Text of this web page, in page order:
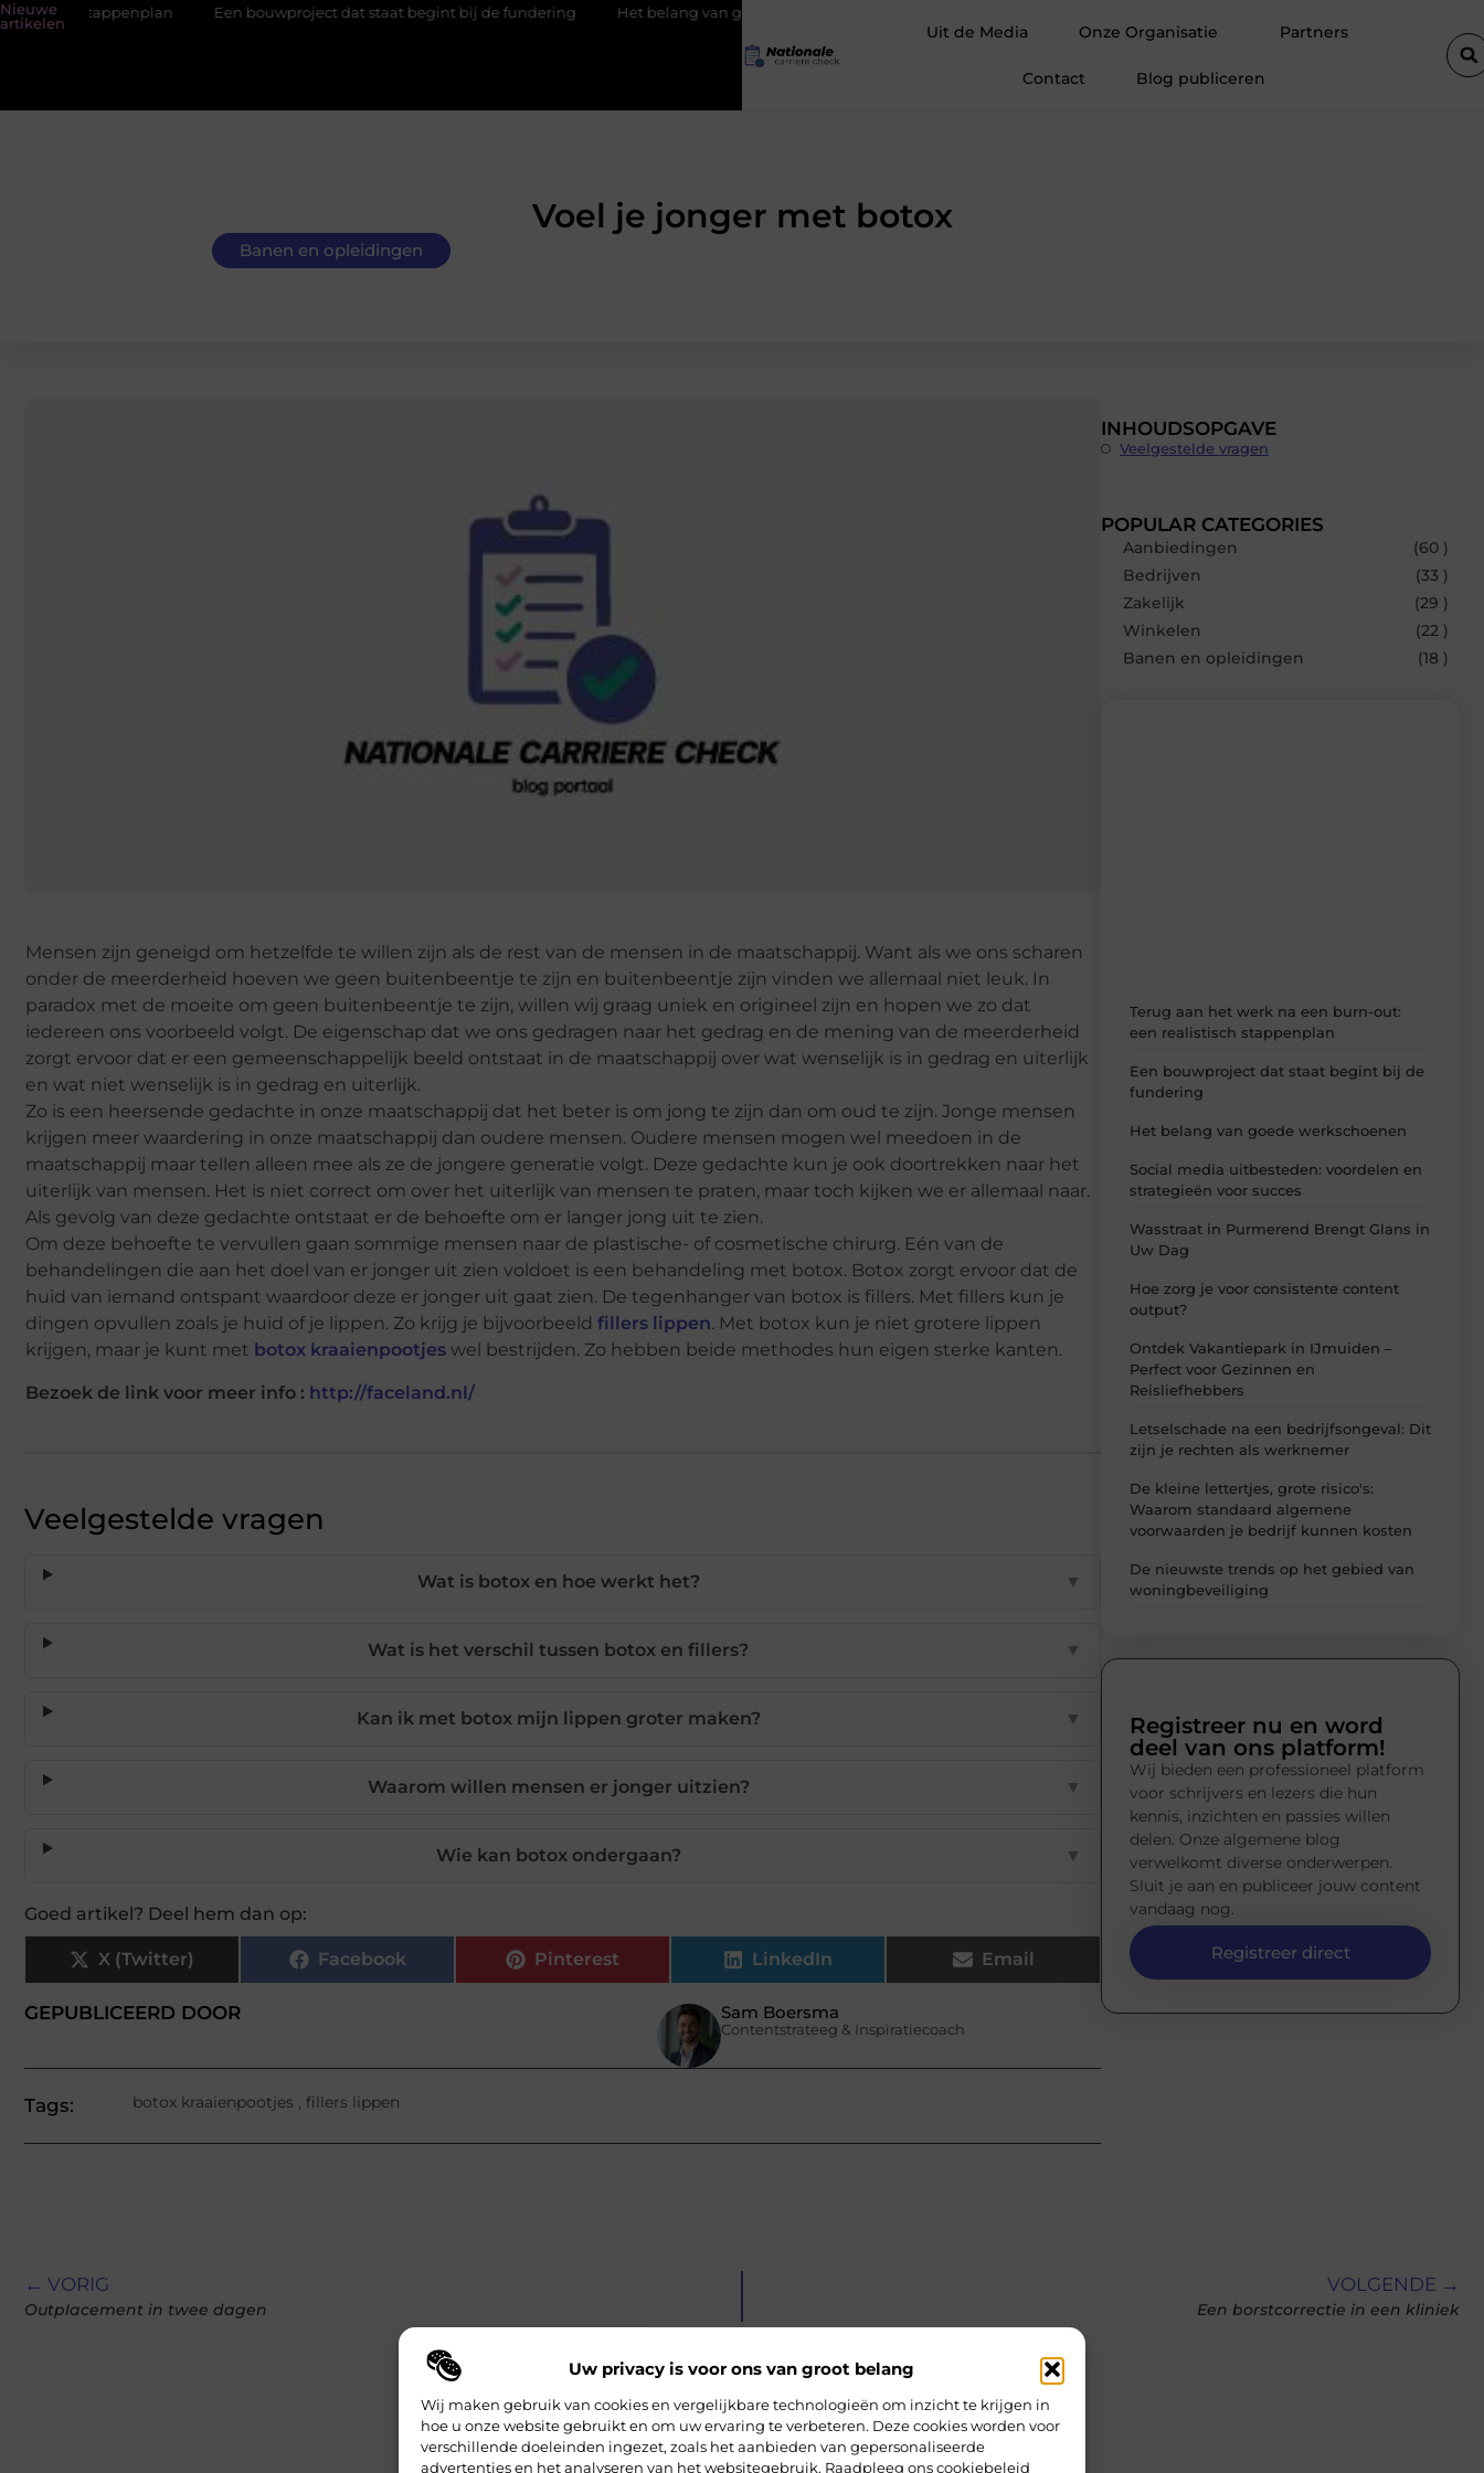
Uw privacy is voor ons van groot belang
Wij maken gebruik van cookies en vergelijkbare technologieën om inzicht te krijgen in
hoe u onze website gebruikt en om uw ervaring te verbeteren. Deze cookies worden voor
verschillende doeleinden ingezet, zoals het aanbieden van gepersonaliseerde
advertenties en het analyseren van het websitegebruik. Raadpleeg ons cookiebeleid
Nieuwe
artikelen
Een bouwproject dat staat begint bij de fundering Het belang van goede werkschoenen
Uit de Media Onze Organisatie Partners
Contact Blog publiceren
Voel je jonger met botox
Banen en opleidingen
Mensen zijn geneigd om hetzelfde te willen zijn als de rest van de mensen in de maatschappij. Want als we ons scharen
onder de meerderheid hoeven we geen buitenbeentje te zijn en buitenbeentje zijn vinden we allemaal niet leuk. In
paradox met de moeite om geen buitenbeentje te zijn, willen wij graag uniek en origineel zijn en hopen we zo dat
iedereen ons voorbeeld volgt. De eigenschap dat we ons gedragen naar het gedrag en de mening van de meerderheid
zorgt ervoor dat er een gemeenschappelijk beeld ontstaat in de maatschappij over wat wenselijk is in gedrag en uiterlijk
en wat niet wenselijk is in gedrag en uiterlijk.
Zo is een heersende gedachte in onze maatschappij dat het beter is om jong te zijn dan om oud te zijn. Jonge mensen
krijgen meer waardering in onze maatschappij dan oudere mensen. Oudere mensen mogen wel meedoen in de
maatschappij maar tellen alleen mee als ze de jongere generatie volgt. Deze gedachte kun je ook doortrekken naar het
uiterlijk van mensen. Het is niet correct om over het uiterlijk van mensen te praten, maar toch kijken we er allemaal naar.
Als gevolg van deze gedachte ontstaat er de behoefte om er langer jong uit te zien.
Om deze behoefte te vervullen gaan sommige mensen naar de plastische- of cosmetische chirurg. Eén van de
behandelingen die aan het doel van er jonger uit zien voldoet is een behandeling met botox. Botox zorgt ervoor dat de
huid van iemand ontspant waardoor deze er jonger uit gaat zien. De tegenhanger van botox is fillers. Met fillers kun je
dingen opvullen zoals je huid of je lippen. Zo krijg je bijvoorbeeld fillers lippen. Met botox kun je niet grotere lippen
krijgen, maar je kunt met botox kraaienpootjes wel bestrijden. Zo hebben beide methodes hun eigen sterke kanten.
Bezoek de link voor meer info : http://faceland.nl/
Veelgestelde vragen
Wat is botox en hoe werkt het? ▼
Wat is het verschil tussen botox en fillers? ▼
Kan ik met botox mijn lippen groter maken? ▼
Waarom willen mensen er jonger uitzien? ▼
Wie kan botox ondergaan? ▼
Goed artikel? Deel hem dan op:
X (Twitter) Facebook Pinterest LinkedIn Email
GEPUBLICEERD DOOR Sam Boersma
Contentstrateeg & Inspiratiecoach
Tags: botox kraaienpootjes , fillers lippen
INHOUDSOPGAVE
Veelgestelde vragen
POPULAR CATEGORIES
Aanbiedingen
(60 )
Bedrijven
(33 )
Zakelijk
(29 )
Winkelen
(22 )
Banen en opleidingen
(18 )
Terug aan het werk na een burn-out:
een realistisch stappenplan
Een bouwproject dat staat begint bij de
fundering
Het belang van goede werkschoenen
Social media uitbesteden: voordelen en
strategieën voor succes
Wasstraat in Purmerend Brengt Glans in
Uw Dag
Hoe zorg je voor consistente content
output?
Ontdek Vakantiepark in IJmuiden –
Perfect voor Gezinnen en
Reisliefhebbers
Letselschade na een bedrijfsongeval: Dit
zijn je rechten als werknemer
De kleine lettertjes, grote risico's:
Waarom standaard algemene
voorwaarden je bedrijf kunnen kosten
De nieuwste trends op het gebied van
woningbeveiliging
Registreer nu en word
deel van ons platform!
Wij bieden een professioneel platform
voor schrijvers en lezers die hun
kennis, inzichten en passies willen
delen. Onze algemene blog
verwelkomt diverse onderwerpen.
Sluit je aan en publiceer jouw content
vandaag nog.
Registreer direct
← VORIG
Outplacement in twee dagen
VOLGENDE →
Een borstcorrectie in een kliniek